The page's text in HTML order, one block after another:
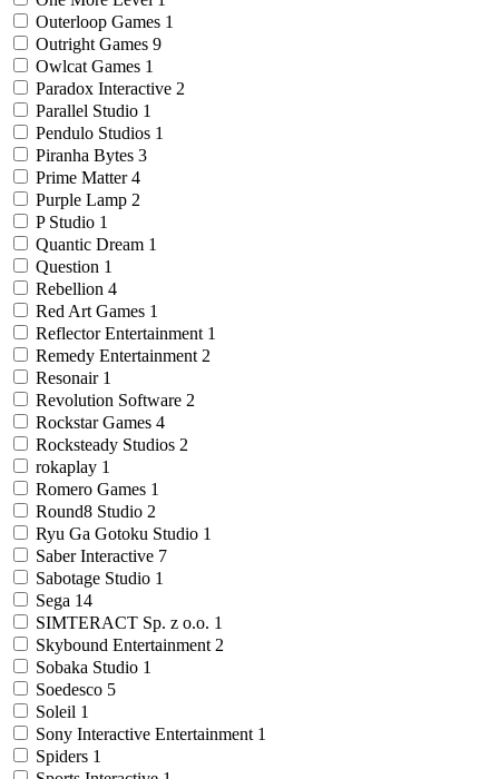
Outerloop Games 1
Outright Games 9
Owlcat Games 1
Paradox Interactive 2
Parallel Studio 1
Pendulo Studios 1
Piranha Bytes 3
Prime Matter 4
Purple Lamp 2
P Studio 1
Quantic Dream 1
Question 1
Rebellion 4
Red Art Games 1
Reflector Entertainment 1
Remedy Entertainment 2
Resonair 1
Revolution Software 2
Rockstar Games 4
Rocksteady Studios 2
rokaplay 1
Romero Games 1
Round8 Studio 2
Ryu Ga Gotoku Studio 1
Saber Interactive 7
Sabotage Studio 1
Sega 14
SIMTERACT Sp. z o.o. 1
Skybound Entertainment 2
Sobaka Studio 1
Soedesco 5
Soleil 1
Sony Interactive Entertainment 1
Spiders 1